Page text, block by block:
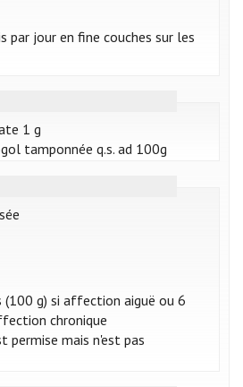
par jour en fine couches sur les
1 g
tamponnée q.s. ad 100g
g) si affection aiguë ou 6
chronique
permise mais n'est pas